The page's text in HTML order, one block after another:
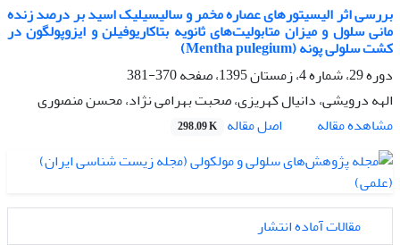
بررسی اثر الیسیتورهای عصاره مخمر و سالیسیلیک اسید بر درصد زنده
مانی سلول و میزان متابولیت‌های ثانویه بتاکاریوفیلن و ایزوپولگون در
کشت سلولی پونه (Mentha pulegium)
دوره 29، شماره 4، زمستان 1395، صفحه
370-381
الهه درویشی، دانیال کهریزی، صحبت بهرامی نژاد، محسن منصوری
مشاهده مقاله
اصل مقاله 298.09 K
مقالات آماده انتشار